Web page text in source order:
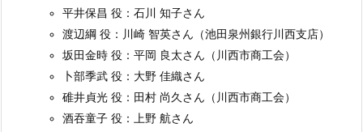
平井保昌 役：石川 知子さん
渡辺綱 役：川崎 智英さん（池田泉州銀行川西支店）
坂田金時 役：平岡 良太さん（川西市商工会）
卜部季武 役：大野 佳織さん
碓井貞光 役：田村 尚久さん（川西市商工会）
酒吞童子 役：上野 航さん